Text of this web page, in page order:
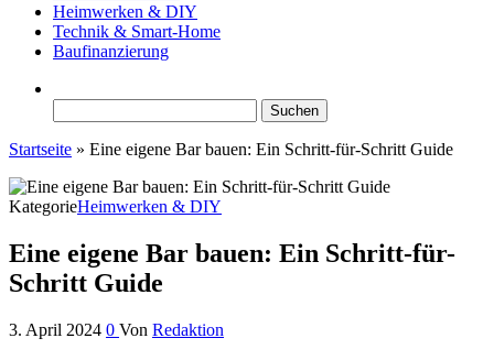
Heimwerken & DIY
Technik & Smart-Home
Baufinanzierung
nach:
Startseite » Eine eigene Bar bauen: Ein Schritt-für-Schritt Guide
KategorieHeimwerken & DIY
Eine eigene Bar bauen: Ein Schritt-für-
Schritt Guide
3. April 2024 0 Von Redaktion